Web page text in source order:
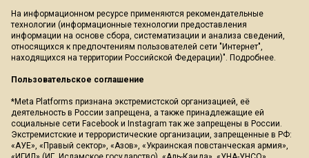
На информационном ресурсе применяются рекомендательные
технологии (информационные технологии предоставления
информации на основе сбора, систематизации и анализа сведений,
относящихся к предпочтениям пользователей сети "Интернет",
находящихся на территории Российской Федерации)". Подробнее.
Пользовательское соглашение
*Meta Platforms признана экстремистской организацией, её
деятельность в России запрещена, а также принадлежащие ей
социальные сети Facebook и Instagram так же запрещены в России.
Экстремистские и террористические организации, запрещенные в РФ:
«АУЕ», «Правый сектор», «Азов», «Украинская повстанческая армия»,